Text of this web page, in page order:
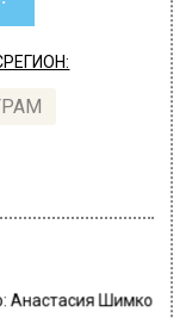
Анастасия Шимко